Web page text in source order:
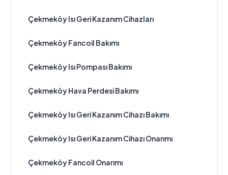
Çekmeköy Isı Geri Kazanım Cihazları
Çekmeköy Fancoil Bakımı
Çekmeköy Isı Pompası Bakımı
Çekmeköy Hava Perdesi Bakımı
Çekmeköy Isı Geri Kazanım Cihazı Bakımı
Çekmeköy Isı Geri Kazanım Cihazı Onarımı
Çekmeköy Fancoil Onarımı